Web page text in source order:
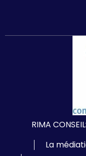
RIMA
La